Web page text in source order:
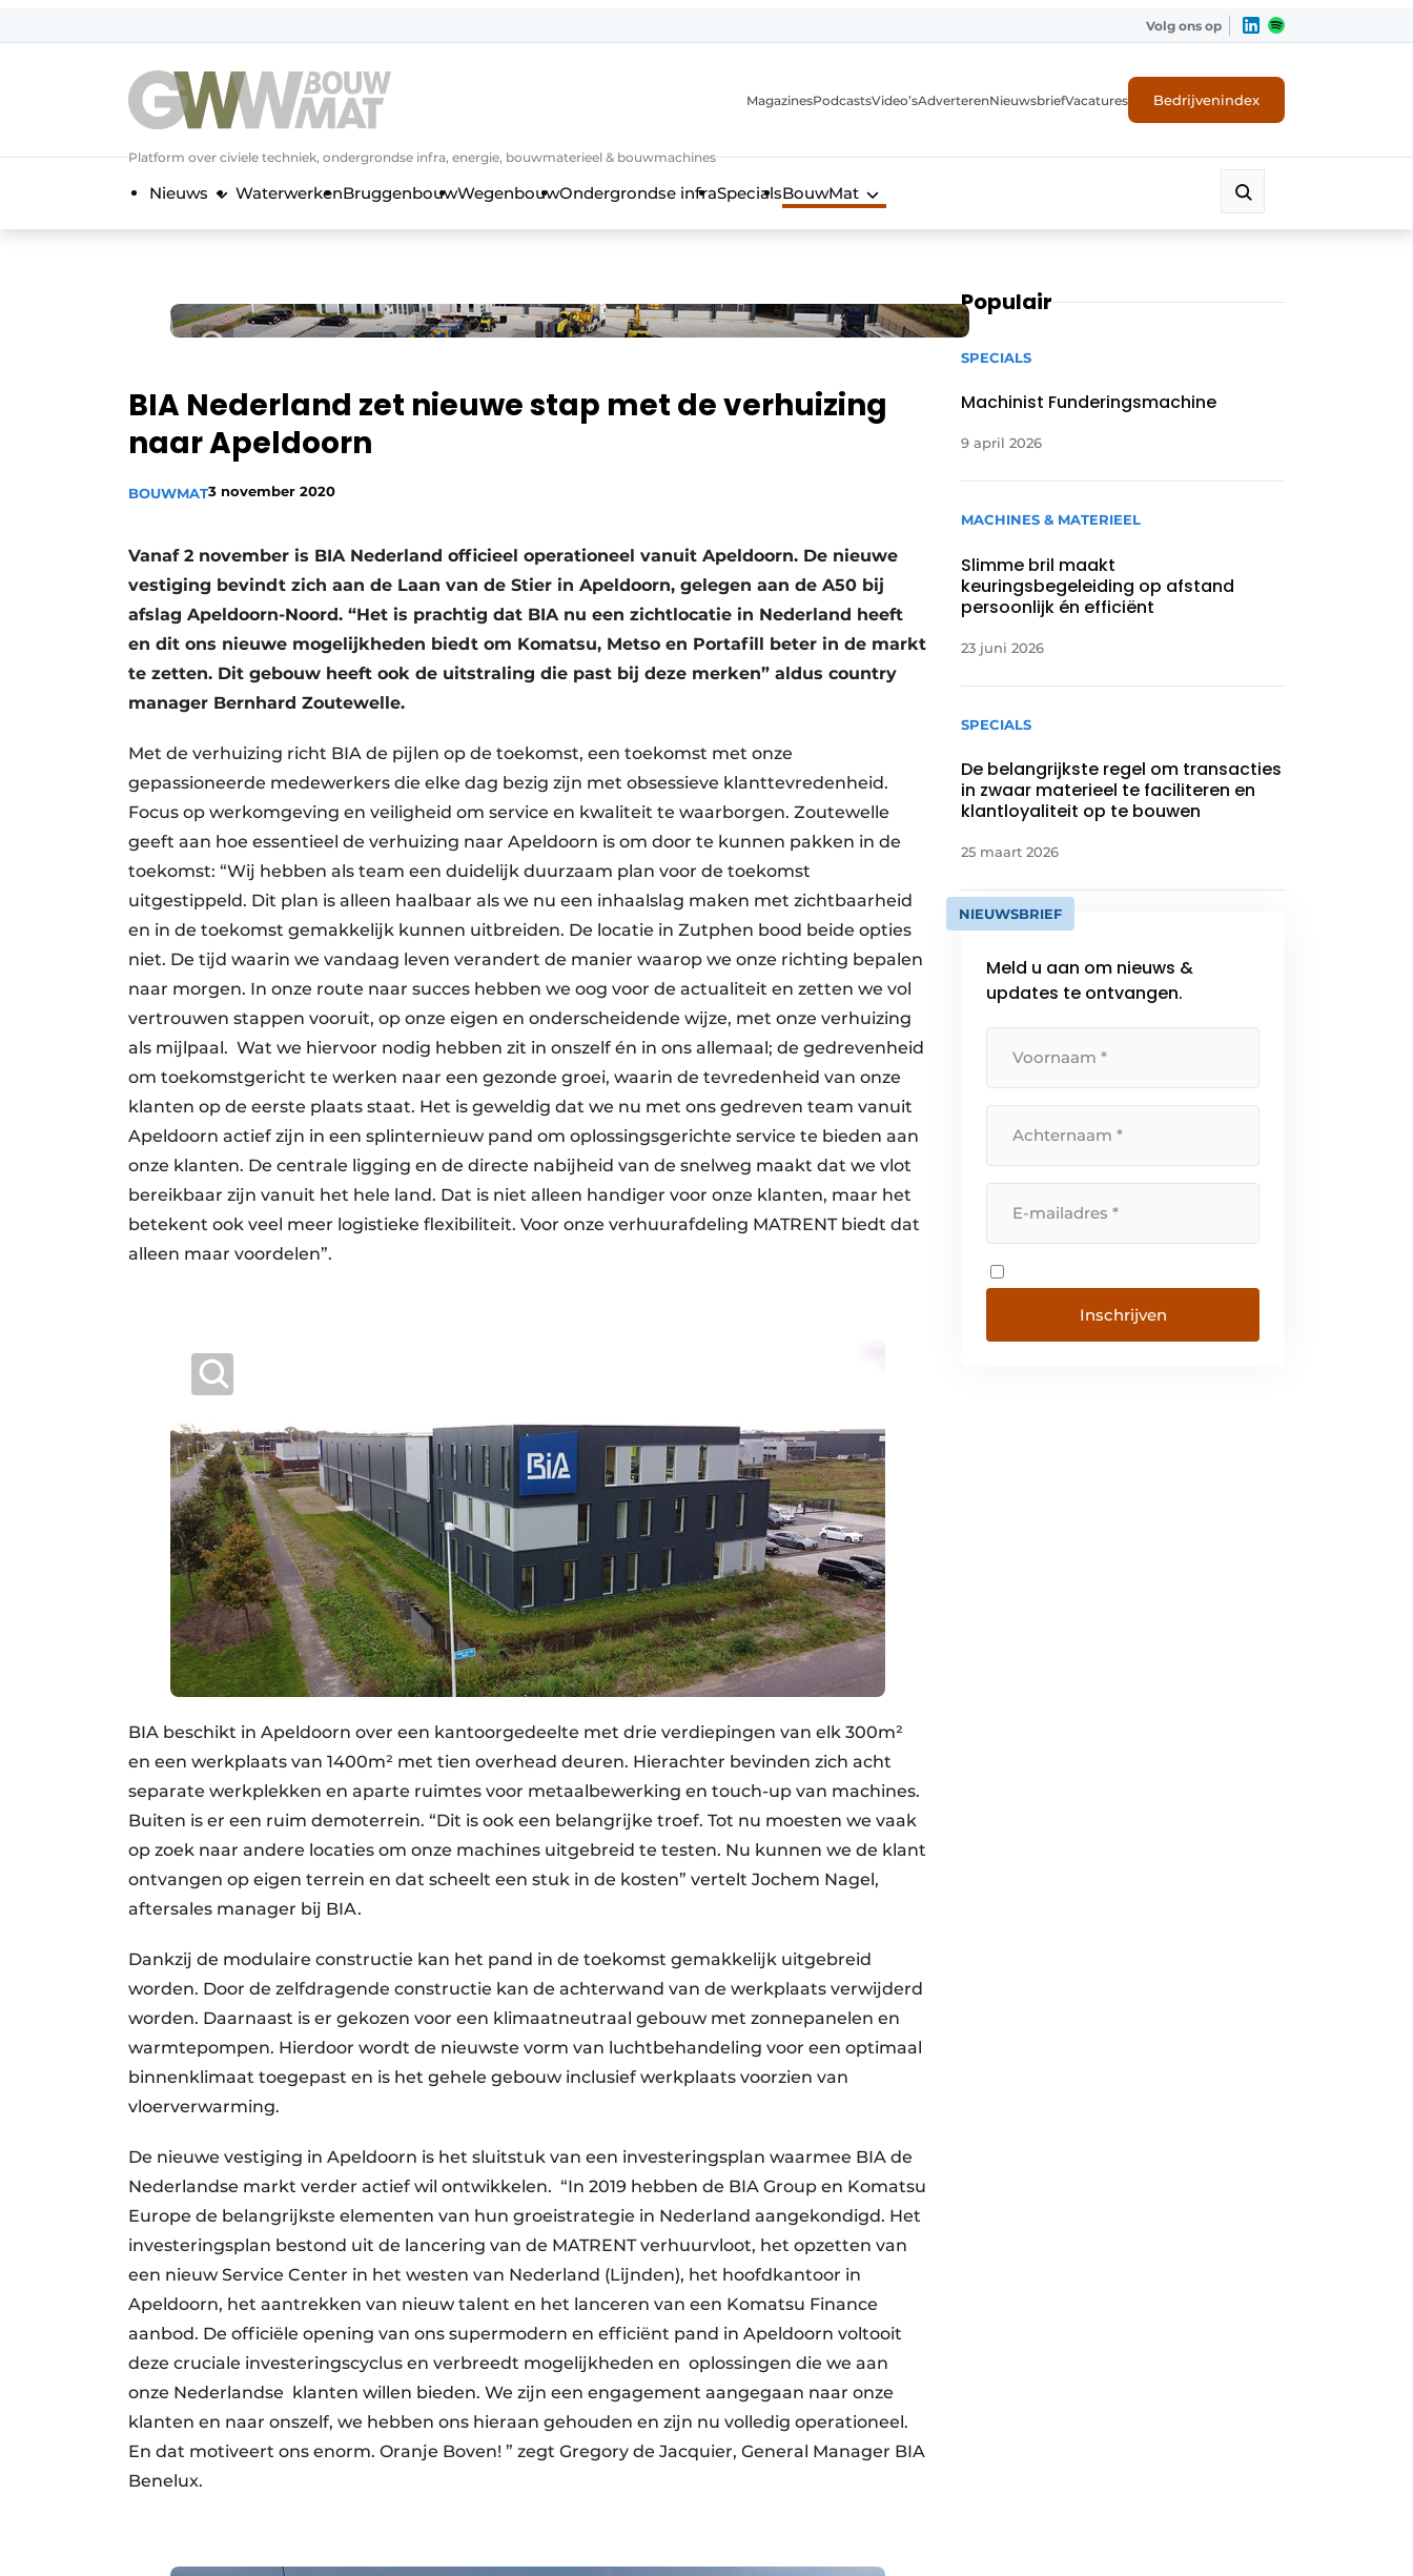
Volg ons op
Platform over civiele techniek, ondergrondse infra, energie, bouwmaterieel & bouwmachines
MagazinesPodcastsVideo’sAdverterenNieuwsbriefVacatures Bedrijvenindex
Nieuws WaterwerkenBruggenbouwWegenbouwOndergrondse infraSpecialsBouwMat
BIA Nederland zet nieuwe stap met de verhuizing
naar Apeldoorn
BOUWMAT3 november 2020
Vanaf 2 november is BIA Nederland officieel operationeel vanuit Apeldoorn. De nieuwe
vestiging bevindt zich aan de Laan van de Stier in Apeldoorn, gelegen aan de A50 bij
afslag Apeldoorn-Noord. “Het is prachtig dat BIA nu een zichtlocatie in Nederland heeft
en dit ons nieuwe mogelijkheden biedt om Komatsu, Metso en Portafill beter in de markt
te zetten. Dit gebouw heeft ook de uitstraling die past bij deze merken” aldus country
manager Bernhard Zoutewelle.
Met de verhuizing richt BIA de pijlen op de toekomst, een toekomst met onze
gepassioneerde medewerkers die elke dag bezig zijn met obsessieve klanttevredenheid.
Focus op werkomgeving en veiligheid om service en kwaliteit te waarborgen. Zoutewelle
geeft aan hoe essentieel de verhuizing naar Apeldoorn is om door te kunnen pakken in de
toekomst: “Wij hebben als team een duidelijk duurzaam plan voor de toekomst
uitgestippeld. Dit plan is alleen haalbaar als we nu een inhaalslag maken met zichtbaarheid
en in de toekomst gemakkelijk kunnen uitbreiden. De locatie in Zutphen bood beide opties
niet. De tijd waarin we vandaag leven verandert de manier waarop we onze richting bepalen
naar morgen. In onze route naar succes hebben we oog voor de actualiteit en zetten we vol
vertrouwen stappen vooruit, op onze eigen en onderscheidende wijze, met onze verhuizing
als mijlpaal. Wat we hiervoor nodig hebben zit in onszelf én in ons allemaal; de gedrevenheid
om toekomstgericht te werken naar een gezonde groei, waarin de tevredenheid van onze
klanten op de eerste plaats staat. Het is geweldig dat we nu met ons gedreven team vanuit
Apeldoorn actief zijn in een splinternieuw pand om oplossingsgerichte service te bieden aan
onze klanten. De centrale ligging en de directe nabijheid van de snelweg maakt dat we vlot
bereikbaar zijn vanuit het hele land. Dat is niet alleen handiger voor onze klanten, maar het
betekent ook veel meer logistieke flexibiliteit. Voor onze verhuurafdeling MATRENT biedt dat
alleen maar voordelen”.
BIA beschikt in Apeldoorn over een kantoorgedeelte met drie verdiepingen van elk 300m²
en een werkplaats van 1400m² met tien overhead deuren. Hierachter bevinden zich acht
separate werkplekken en aparte ruimtes voor metaalbewerking en touch-up van machines.
Buiten is er een ruim demoterrein. “Dit is ook een belangrijke troef. Tot nu moesten we vaak
op zoek naar andere locaties om onze machines uitgebreid te testen. Nu kunnen we de klant
ontvangen op eigen terrein en dat scheelt een stuk in de kosten” vertelt Jochem Nagel,
aftersales manager bij BIA.
Dankzij de modulaire constructie kan het pand in de toekomst gemakkelijk uitgebreid
worden. Door de zelfdragende constructie kan de achterwand van de werkplaats verwijderd
worden. Daarnaast is er gekozen voor een klimaatneutraal gebouw met zonnepanelen en
warmtepompen. Hierdoor wordt de nieuwste vorm van luchtbehandeling voor een optimaal
binnenklimaat toegepast en is het gehele gebouw inclusief werkplaats voorzien van
vloerverwarming.
De nieuwe vestiging in Apeldoorn is het sluitstuk van een investeringsplan waarmee BIA de
Nederlandse markt verder actief wil ontwikkelen. “In 2019 hebben de BIA Group en Komatsu
Europe de belangrijkste elementen van hun groeistrategie in Nederland aangekondigd. Het
investeringsplan bestond uit de lancering van de MATRENT verhuurvloot, het opzetten van
een nieuw Service Center in het westen van Nederland (Lijnden), het hoofdkantoor in
Apeldoorn, het aantrekken van nieuw talent en het lanceren van een Komatsu Finance
aanbod. De officiële opening van ons supermodern en efficiënt pand in Apeldoorn voltooit
deze cruciale investeringscyclus en verbreedt mogelijkheden en oplossingen die we aan
onze Nederlandse klanten willen bieden. We zijn een engagement aangegaan naar onze
klanten en naar onszelf, we hebben ons hieraan gehouden en zijn nu volledig operationeel.
En dat motiveert ons enorm. Oranje Boven! ” zegt Gregory de Jacquier, General Manager BIA
Benelux.
Populair
SPECIALS
Machinist Funderingsmachine
9 april 2026
MACHINES & MATERIEEL
Slimme bril maakt
keuringsbegeleiding op afstand
persoonlijk én efficiënt
23 juni 2026
SPECIALS
De belangrijkste regel om transacties
in zwaar materieel te faciliteren en
klantloyaliteit op te bouwen
25 maart 2026
NIEUWSBRIEF
Meld u aan om nieuws &
updates te ontvangen.
Inschrijven